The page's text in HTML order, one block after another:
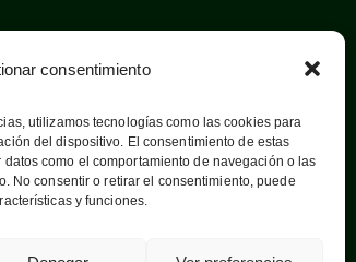
consentimiento
utilizamos tecnologías como las cookies para
del dispositivo. El consentimiento de estas
como el comportamiento de navegación o las
No consentir o retirar el consentimiento, puede
y funciones.